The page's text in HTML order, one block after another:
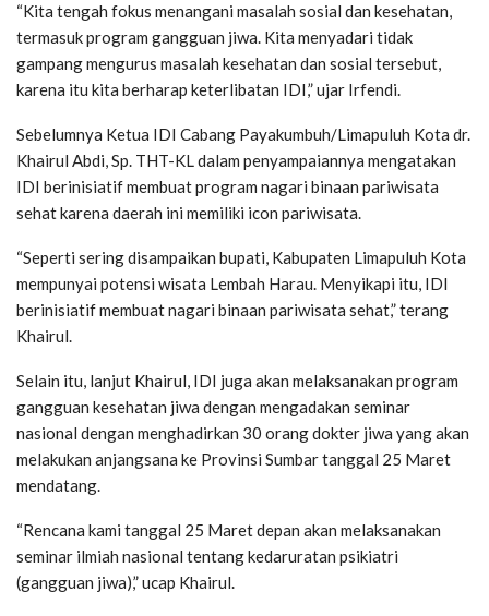
“Kita tengah fokus menangani masalah sosial dan kesehatan,
termasuk program gangguan jiwa. Kita menyadari tidak
gampang mengurus masalah kesehatan dan sosial tersebut,
karena itu kita berharap keterlibatan IDI,” ujar Irfendi.
Sebelumnya Ketua IDI Cabang Payakumbuh/Limapuluh Kota dr.
Khairul Abdi, Sp. THT-KL dalam penyampaiannya mengatakan
IDI berinisiatif membuat program nagari binaan pariwisata
sehat karena daerah ini memiliki icon pariwisata.
“Seperti sering disampaikan bupati, Kabupaten Limapuluh Kota
mempunyai potensi wisata Lembah Harau. Menyikapi itu, IDI
berinisiatif membuat nagari binaan pariwisata sehat,” terang
Khairul.
Selain itu, lanjut Khairul, IDI juga akan melaksanakan program
gangguan kesehatan jiwa dengan mengadakan seminar
nasional dengan menghadirkan 30 orang dokter jiwa yang akan
melakukan anjangsana ke Provinsi Sumbar tanggal 25 Maret
mendatang.
“Rencana kami tanggal 25 Maret depan akan melaksanakan
seminar ilmiah nasional tentang kedaruratan psikiatri
(gangguan jiwa),” ucap Khairul.